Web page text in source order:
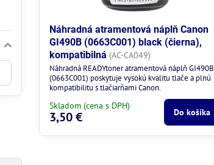
Náhradná atramentová náplň Canon
GI490B (0663C001) black (čierna),
kompatibilná (AC-CA049)
Náhradná READYtoner atramentová náplň GI490B
(0663C001) poskytuje vysokú kvalitu tlače a plnú
kompatibilitu s tlačiarňami Canon.
Skladom (cena s DPH)
3,50 € Do košíka